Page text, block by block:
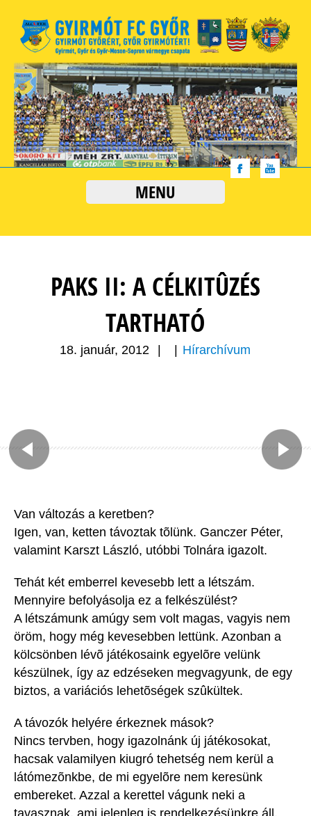
MENU
PAKS II: A CÉLKITÛZÉS
TARTHATÓ
18. január, 2012 Hírarchívum
Van változás a keretben?
Igen, van, ketten távoztak tõlünk. Ganczer Péter,
valamint Karszt László, utóbbi Tolnára igazolt.
Tehát két emberrel kevesebb lett a létszám.
Mennyire befolyásolja ez a felkészülést?
A létszámunk amúgy sem volt magas, vagyis nem
öröm, hogy még kevesebben lettünk. Azonban a
kölcsönben lévõ játékosaink egyelõre velünk
készülnek, így az edzéseken megvagyunk, de egy
biztos, a variációs lehetõségek szûkültek.
A távozók helyére érkeznek mások?
Nincs tervben, hogy igazolnánk új játékosokat,
hacsak valamilyen kiugró tehetség nem kerül a
látómezõnkbe, de mi egyelõre nem keresünk
embereket. Azzal a kerettel vágunk neki a